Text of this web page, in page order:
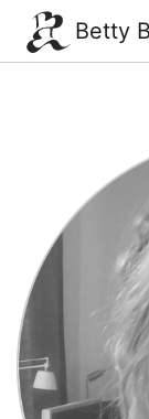
Betty